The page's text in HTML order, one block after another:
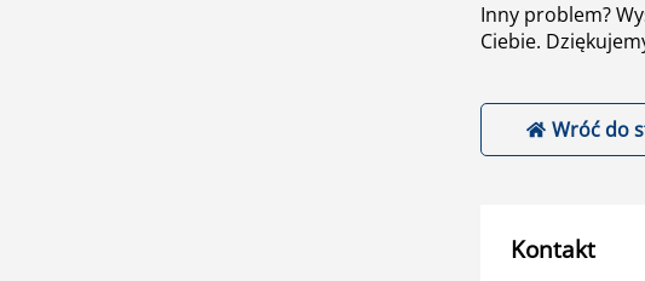
Inny problem?
Ciebie.
Wróć do
Kontakt